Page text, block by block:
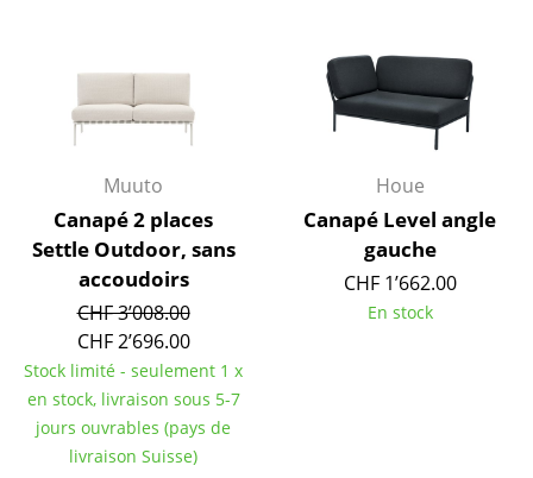
Salon et Salle de séjour
Cuisine & Salle à manger
Chambre à coucher
Chambre enfant
Bureau
Entrée & Couloir
Salle de Bain
Cellier & Buanderie
Jardin & Balcon
Muuto
Canapé 2 places
Settle Outdoor, sans
accoudoirs
CHF 3’008.00
CHF 2’696.00
Stock limité - seulement 1 x
en stock, livraison sous 5-7
jours ouvrables (pays de
livraison Suisse)
Houe
Canapé Level angle
gauche
CHF 1’662.00
En stock